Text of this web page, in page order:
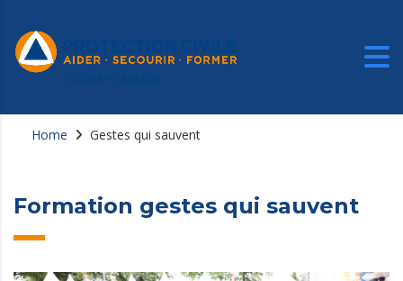
Home Gestes qui sauvent
Formation gestes qui sauvent